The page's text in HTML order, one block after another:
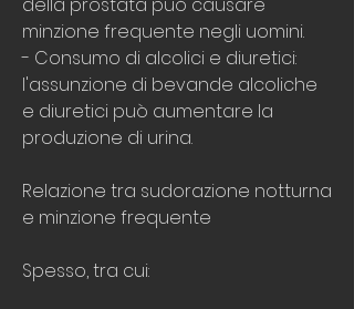
minzione frequente negli uomini.
- Consumo di alcolici e diuretici:
l'assunzione di bevande alcoliche
e diuretici può aumentare la
produzione di urina.
Relazione tra sudorazione notturna
e minzione frequente
Spesso, tra cui: